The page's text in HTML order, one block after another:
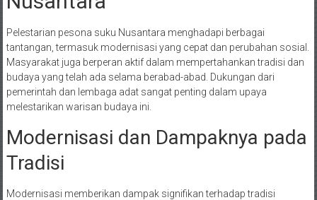
Pelestarian pesona suku Nusantara menghadapi berbagai
tantangan, termasuk modernisasi yang cepat dan perubahan sosial.
Masyarakat juga berperan aktif dalam mempertahankan tradisi dan
budaya yang telah ada selama berabad-abad. Dukungan dari
pemerintah dan lembaga adat sangat penting dalam upaya
melestarikan warisan budaya ini.
Modernisasi dan Dampaknya pada
Tradisi
Modernisasi memberikan dampak signifikan terhadap tradisi